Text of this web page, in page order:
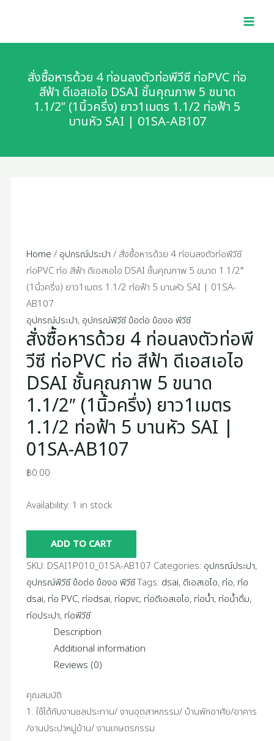
content
สั่งซื้อหารด้วย 4 ท่อนลงตัวท่อพีวีซี ท่อPVC ท่อ
สีฟ้า ดีเอสเอไอ DSAI ชั้นคุณภาพ 5 ขนาด
1.1/2″ (1นิ้วครึ่ง) ยาว1เมตร 1.1/2 ท่อฟ้า 5
บานหัว SAI | 01SA-AB107
Home / อุปกรณ์ประปา / สั่งซื้อหารด้วย 4 ท่อนลงตัวท่อพีวีซี
ท่อPVC ท่อ สีฟ้า ดีเอสเอไอ DSAI ชั้นคุณภาพ 5 ขนาด 1.1/2″
(1นิ้วครึ่ง) ยาว1เมตร 1.1/2 ท่อฟ้า 5 บานหัว SAI | 01SA-
AB107
อุปกรณ์ประปา, อุปกรณ์พีวีซี ข้อต่อ ข้องอ พีวีซี
สั่งซื้อหารด้วย 4 ท่อนลงตัวท่อพี
วีซี ท่อPVC ท่อ สีฟ้า ดีเอสเอไอ
DSAI ชั้นคุณภาพ 5 ขนาด
1.1/2″ (1นิ้วครึ่ง) ยาว1เมตร
1.1/2 ท่อฟ้า 5 บานหัว SAI |
01SA-AB107
฿0.00
Availability: 1 in stock
หาร
4
ท่อน
ลงตัว
วีซี
เอ
ส
เอไอ
DSAI
ชั้น
คุณภาพ
5
ขนาด
1.1/2"
(1นิ้ว
ครึ่ง)
ยาว1เมตร
1.1/2
ท่อ
5
|
01SA-
AB107
quantity
ADD TO CART
SKU: DSAI1P010_01SA-AB107 Categories: อุปกรณ์ประปา,
อุปกรณ์พีวีซี ข้อต่อ ข้องอ พีวีซีTags: dsai, ดีเอสเอไอ, ท่อ, ท่อ
dsai, ท่อ PVC, ท่อdsai, ท่อpvc, ท่อดีเอสเอไอ, ท่อน้ำ, ท่อน้ำดื่ม,
ท่อประปา, ท่อพีวีซี
Description
Additional information
Reviews (0)
คุณสมบัติ
1. ใช้ได้กับงานชลประทาน/ งานอุตสาหกรรม/ บ้านพักอาศัย/อาคาร
/งานประปาหมู่บ้าน/ งานเกษตรกรรม